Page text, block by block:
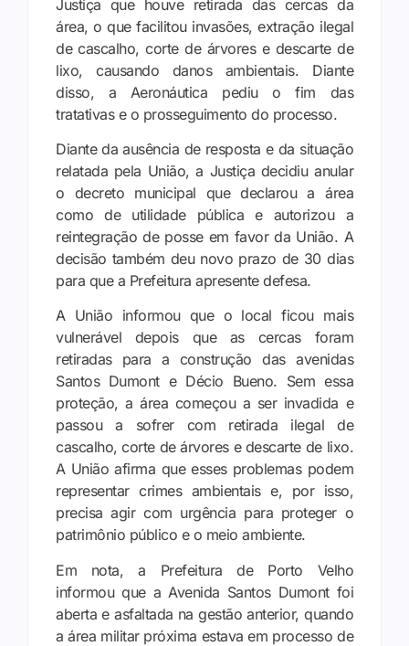
Justiça que houve retirada das cercas da
área, o que facilitou invasões, extração ilegal
de cascalho, corte de árvores e descarte de
lixo, causando danos ambientais. Diante
disso, a Aeronáutica pediu o fim das
tratativas e o prosseguimento do processo.
Diante da ausência de resposta e da situação
relatada pela União, a Justiça decidiu anular
o decreto municipal que declarou a área
como de utilidade pública e autorizou a
reintegração de posse em favor da União. A
decisão também deu novo prazo de 30 dias
para que a Prefeitura apresente defesa.
A União informou que o local ficou mais
vulnerável depois que as cercas foram
retiradas para a construção das avenidas
Santos Dumont e Décio Bueno. Sem essa
proteção, a área começou a ser invadida e
passou a sofrer com retirada ilegal de
cascalho, corte de árvores e descarte de lixo.
A União afirma que esses problemas podem
representar crimes ambientais e, por isso,
precisa agir com urgência para proteger o
patrimônio público e o meio ambiente.
Em nota, a Prefeitura de Porto Velho
informou que a Avenida Santos Dumont foi
aberta e asfaltada na gestão anterior, quando
a área militar próxima estava em processo de